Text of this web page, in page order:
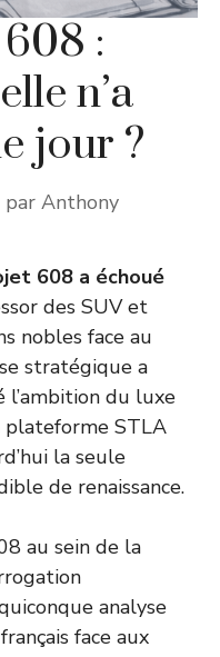
:
n’a
jour ?
par Anthony
608 a échoué
des SUV et
nobles face au
stratégique a
du luxe
plateforme STLA
la seule
de renaissance.
au sein de la
analyse
face aux